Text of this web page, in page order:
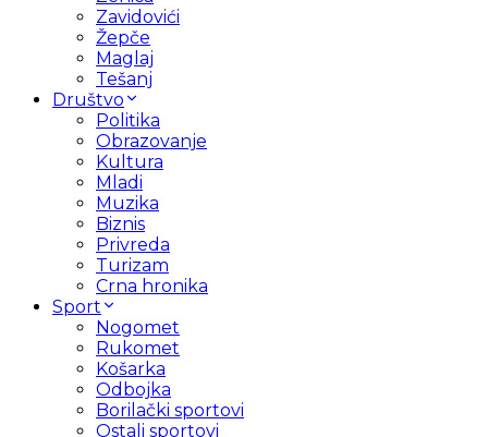
Zavidovići
Žepče
Maglaj
Tešanj
Društvo
Politika
Obrazovanje
Kultura
Mladi
Muzika
Biznis
Privreda
Turizam
Crna hronika
Sport
Nogomet
Rukomet
Košarka
Odbojka
Borilački sportovi
Ostali sportovi